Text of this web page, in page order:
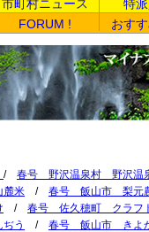
市町村ニュース
特
FORUM ! おす
/ 春号 野沢温泉村 野沢温
米 / 春号 飯山市 梨元
/ 春号 佐久穂町 クラフ
う / 春号 飯山市 きよ